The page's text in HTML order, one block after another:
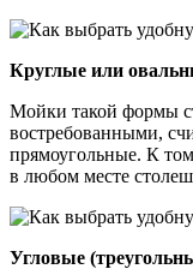
Круглые или
Мойки такой формы
востребованными,
прямоугольные. К
в любом месте
Угловые